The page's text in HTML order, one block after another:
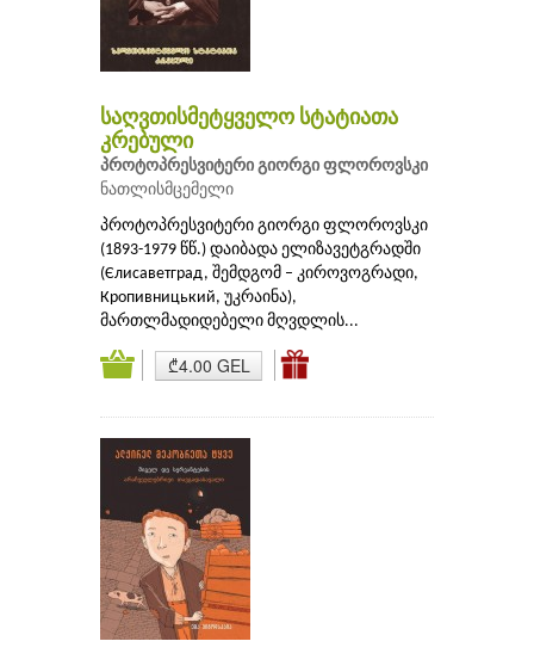
საღვთისმეტყველო სტატიათა
კრებული
პროტოპრესვიტერი გიორგი ფლოროვსკი
ნათლისმცემელი
პროტოპრესვიტერი გიორგი ფლოროვსკი
(1893-1979 წწ.) დაიბადა ელიზავეტგრადში
(Єлисаветград, შემდგომ – კიროვოგრადი,
Кропивницький, უკრაინა),
მართლმადიდებელი მღვდლის...
₾4.00 GEL